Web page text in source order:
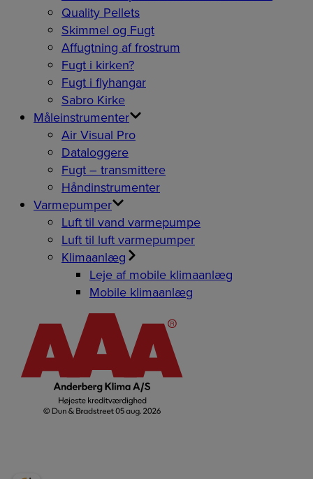
Quality Pellets
Skimmel og Fugt
Affugtning af frostrum
Fugt i kirken?
Fugt i flyhangar
Sabro Kirke
Måleinstrumenter
Air Visual Pro
Dataloggere
Fugt – transmittere
Håndinstrumenter
Varmepumper
Luft til vand varmepumpe
Luft til luft varmepumper
Klimaanlæg
Leje af mobile klimaanlæg
Mobile klimaanlæg